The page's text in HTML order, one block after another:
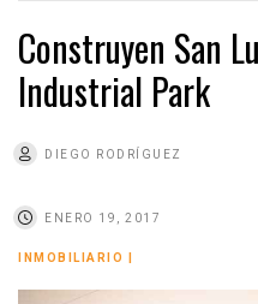
Construyen San
Industrial Park
DIEGO RODRÍGUEZ
ENERO 19, 2017
INMOBILIARIO